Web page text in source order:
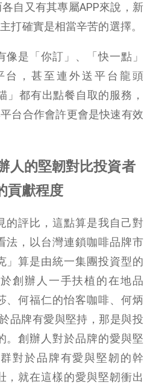
自又有其專屬APP來說，新
打確實是相當辛苦的選擇。
像是「你訂」、「快一點」
台，甚至連外送平台龍頭
」都有出點餐自取的服務，
台合作會許更會是快速有效
人的堅韌對比投資者
貢獻程度
的評比，這點算是我自己對
法，以台灣連鎖咖啡品牌市
」算是由統一集團投資型的
創辦人一手扶植的在地品
、何福仁的怡客咖啡、何炳
品牌有愛與堅持，那是與投
。創辦人對於品牌的愛與堅
對於品牌有愛與堅韌的幹
，就在這樣的愛與堅韌衝出